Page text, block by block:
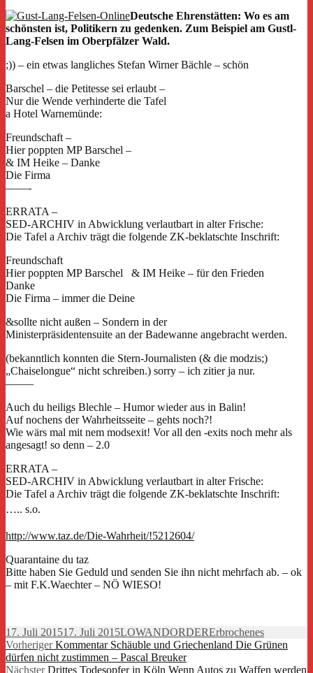
Deutsche Ehrenstätten: Wo es am
schönsten ist, Politikern zu gedenken. Zum Beispiel am Gustl-
Lang-Felsen im Oberpfälzer Wald.
;)) – ein etwas langliches Stefan Wirner Bächle – schön
Barschel – die Petitesse sei erlaubt –
Nur die Wende verhinderte die Tafel
a Hotel Warnemünde:
Freundschaft –
Hier poppten MP Barschel –
& IM Heike – Danke
Die Firma
——-
ERRATA –
SED-ARCHIV in Abwicklung verlautbart in alter Frische:
Die Tafel a Archiv trägt die folgende ZK-beklatschte Inschrift:
Freundschaft
Hier poppten MP Barschel & IM Heike – für den Frieden
Danke
Die Firma – immer die Deine
&sollte nicht außen – Sondern in der
Ministerpräsidentensuite an der Badewanne angebracht werden.
(bekanntlich konnten die Stern-Journalisten (& die modzis;)
„Chaiselongue“ nicht schreiben.) sorry – ich zitier ja nur.
——–
Auch du heiligs Blechle – Humor wieder aus in Balin!
Auf nochens der Wahrheitsseite – gehts noch?!
Wie wärs mal mit nem modsexit! Vor all den -exits noch mehr als
angesagt! so denn – 2.0
ERRATA –
SED-ARCHIV in Abwicklung verlautbart in alter Frische:
Die Tafel a Archiv trägt die folgende ZK-beklatschte Inschrift:
….. s.o.
http://www.taz.de/Die-Wahrheit/!5212604/
Quarantaine du taz
Bitte haben Sie Geduld und senden Sie ihn nicht mehrfach ab. – ok
– mit F.K.Waechter – NÖ WIESO!
Veröffentlicht
am
17. Juli 201517. Juli 2015Autor
LOWANDORDERKategorien
Erbrochenes
Beitragsnavigation
Vorheriger Vorheriger
Beitrag:
Kommentar Schäuble und Griechenland Die Grünen
dürfen nicht zustimmen – Pascal Breuker
Nächster Nächster
Drittes Todesopfer in Köln Wenn Autos zu Waffen werden